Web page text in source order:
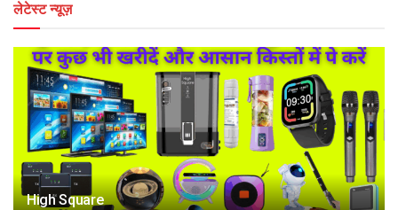
लेटेस्ट न्यूज़
High Square